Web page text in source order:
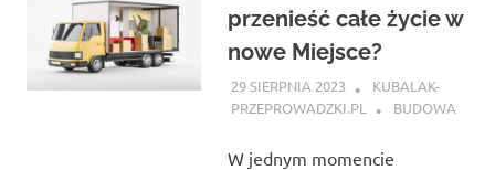
przenieść całe życie w
nowe Miejsce?
29 SIERPNIA 2023
KUBALAK-
PRZEPROWADZKI.PL
BUDOWA
W jednym momencie